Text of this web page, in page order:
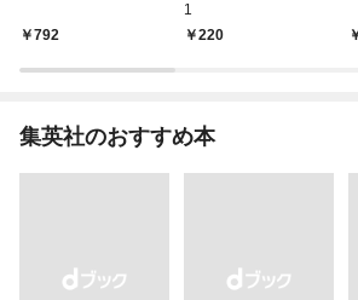
792
1
220
集英社のおすすめ本